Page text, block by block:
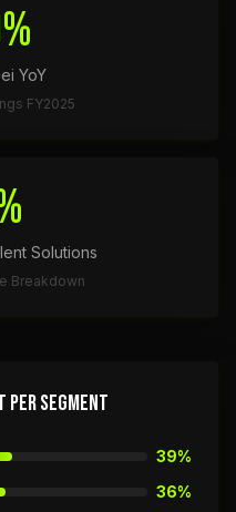
YoY
FY2025
Solutions
Breakdown
PER SEGMENT
39%
36%